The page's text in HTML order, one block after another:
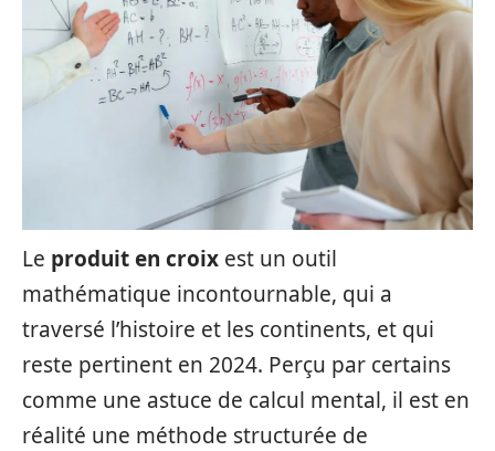
Le produit en croix est un outil
mathématique incontournable, qui a
traversé l’histoire et les continents, et qui
reste pertinent en 2024. Perçu par certains
comme une astuce de calcul mental, il est en
réalité une méthode structurée de